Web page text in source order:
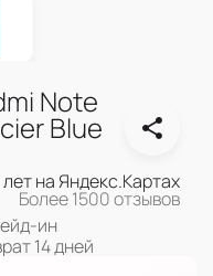
Note
Blue
лет на Яндекс.Картах
Более 1500 отзывов
ин
14 дней